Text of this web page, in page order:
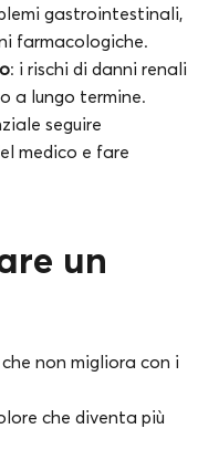
gastrointestinali,
farmacologiche.
: i rischi di danni renali
a lungo termine.
seguire
medico e fare
un
non migliora con i
che diventa più